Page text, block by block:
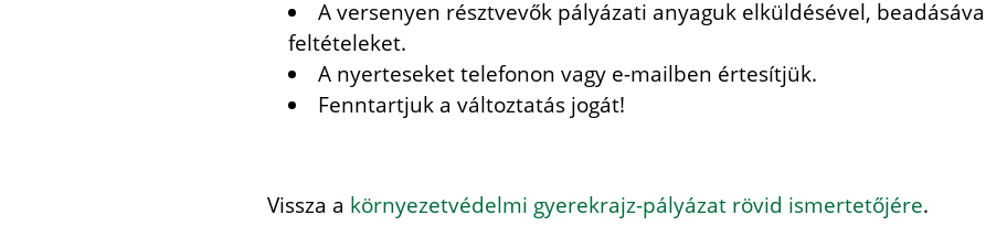
A versenyen résztvevők pályázati anyaguk elküldésével,
feltételeket.
A nyerteseket telefonon vagy e-mailben értesítjük.
Fenntartjuk a változtatás jogát!
Vissza a környezetvédelmi gyerekrajz-pályázat rövid ismertetőjére.